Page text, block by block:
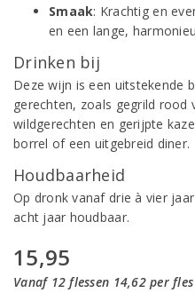
Smaak: Krachtig en
en een lange,
Drinken bij
Deze wijn is een uitstekende
gerechten, zoals gegrild rood
wildgerechten en gerijpte
borrel of een uitgebreid diner.
Houdbaarheid
Op dronk vanaf drie à vier
acht jaar houdbaar.
15,95
Vanaf 12 flessen 14,62 per fles